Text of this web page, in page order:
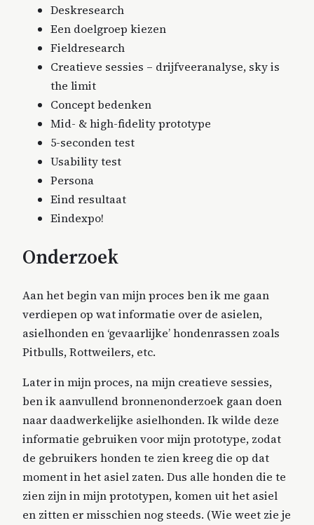
Deskresearch
Een doelgroep kiezen
Fieldresearch
Creatieve sessies – drijfveeranalyse, sky is
the limit
Concept bedenken
Mid- & high-fidelity prototype
5-seconden test
Usability test
Persona
Eind resultaat
Eindexpo!
Onderzoek
Aan het begin van mijn proces ben ik me gaan
verdiepen op wat informatie over de asielen,
asielhonden en ‘gevaarlijke’ hondenrassen zoals
Pitbulls, Rottweilers, etc.
Later in mijn proces, na mijn creatieve sessies,
ben ik aanvullend bronnenonderzoek gaan doen
naar daadwerkelijke asielhonden. Ik wilde deze
informatie gebruiken voor mijn prototype, zodat
de gebruikers honden te zien kreeg die op dat
moment in het asiel zaten. Dus alle honden die te
zien zijn in mijn prototypen, komen uit het asiel
en zitten er misschien nog steeds. (Wie weet zie je